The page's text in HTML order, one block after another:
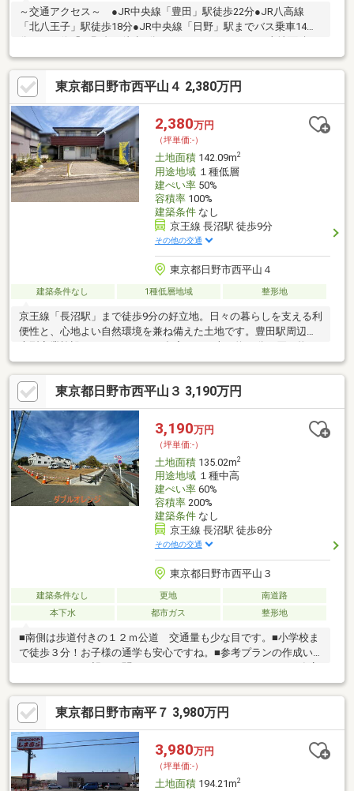
～交通アクセス～ ●JR中央線「豊田」駅徒歩22分●JR八高線
「北八王子」駅徒歩18分●JR中央線「日野」駅までバス乗車14
119.90㎡（36.26坪）●第一種低層住居専用地域●建ぺい率50％／
容積率100％●建築条件付き売地ではありません
東京都日野市西平山４ 2,380万円
2,380万円
（坪単価:-）
土地面積142.09m2
用途地域１種低層
建ぺい率50%
容積率100%
建築条件なし
京王線 長沼駅 徒歩9分
その他の交通
東京都日野市西平山４
建築条件なし 1種低層地域 整形地
京王線「長沼駅」まで徒歩9分の好立地。日々の暮らしを支える利
便性と、心地よい自然環境を兼ね備えた土地です。豊田駅周辺の
大型商業施設、イオンスタイル多摩平まで車で約14分と買い物に
も便利。また、日野市立病院へも車で約10分で安心です。目の前
にはリバーサイドの開放的な景色が広がり、陽当たり・風通しと
もに良好。自然の潤いを感じながら穏やかな日常を過ごせる住環
境が魅力です。
東京都日野市西平山３ 3,190万円
3,190万円
（坪単価:-）
土地面積135.02m2
用途地域１種中高
建ぺい率60%
容積率200%
建築条件なし
京王線 長沼駅 徒歩8分
その他の交通
東京都日野市西平山３
建築条件なし 更地
南道路
本下水
都市ガス 整形地
■南側は歩道付きの１２ｍ公道 交通量も少な目です。■小学校ま
で徒歩３分！お子様の通学も安心ですね。■参考プランの作成い
のご紹介もご予算に合わせていたします。 お気軽にご相談くだ
さい。■緑や清流のある落ち着いた雰囲気の街並みです。 お気
軽にお問い合わせください。
東京都日野市南平７ 3,980万円
3,980万円
（坪単価:-）
土地面積194.21m2